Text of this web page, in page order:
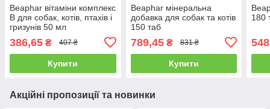
Beaphar вітаміни комплекс
B для собак, котів, птахів і
гризунів 50 мл
386,65 ₴ 407 ₴
Купити
Beaphar мінеральна
добавка для собак та котів
150 таб
789,45₴ 831 ₴
Купити
180
Акційні пропозиції та новинки